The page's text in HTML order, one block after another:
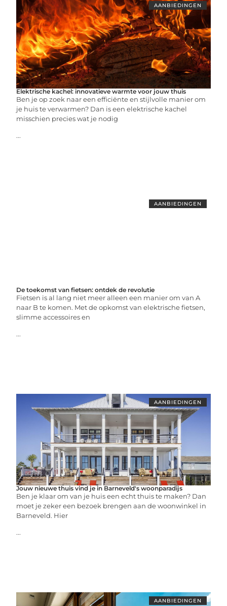
AANBIEDINGEN
Elektrische kachel: innovatieve warmte voor jouw thuis
Ben je op zoek naar een efficiënte en stijlvolle manier om
je huis te verwarmen? Dan is een elektrische kachel
misschien precies wat je nodig
...
AANBIEDINGEN
De toekomst van fietsen: ontdek de revolutie
Fietsen is al lang niet meer alleen een manier om van A
naar B te komen. Met de opkomst van elektrische fietsen,
slimme accessoires en
...
AANBIEDINGEN
Jouw nieuwe thuis vind je in Barneveld's woonparadijs
Ben je klaar om van je huis een echt thuis te maken? Dan
moet je zeker een bezoek brengen aan de woonwinkel in
Barneveld. Hier
...
AANBIEDINGEN